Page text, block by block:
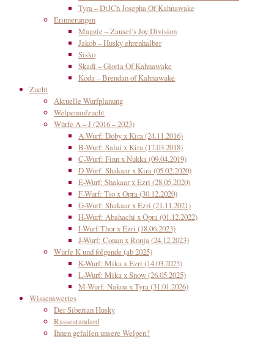
Tyra – DtJCh Josepha Of Kahnawake
Erinnerungen
Maggie – Zausel’s Joy Division
Jakob – Husky ehrenhalber
Sisko
Skadi – Gloria Of Kahnawake
Koda – Brendan of Kahnawake
Zucht
Aktuelle Wurfplanung
Welpenaufzucht
Würfe A – J (2016 – 2023)
A-Wurf: Doby x Kira (24.11.2016)
B-Wurf: Salai x Kira (17.03.2018)
C-Wurf: Finn x Nukka (09.04.2019)
D-Wurf: Shakaar x Kira (05.02.2020)
E-Wurf: Shakaar x Ezri (28.05.2020)
F-Wurf: Tio x Opra (30.12.2020)
G-Wurf: Shakaar x Ezri (21.11.2021)
H-Wurf: Abahachi x Opra (01.12.2022)
I-Wurf:Thor x Ezri (18.06.2023)
J-Wurf: Conan x Ronja (24.12.2023)
Würfe K und folgende (ab 2025)
K-Wurf: Mika x Ezri (14.03.2025)
L-Wurf: Mika x Snow (26.05.2025)
M-Wurf: Nakoa x Tyra (31.01.2026)
Wissenswertes
Der Siberian Husky
Rassestandard
Ihnen gefallen unsere Welpen?